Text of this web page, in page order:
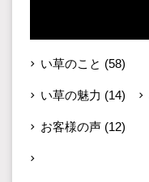
い草のこと (58)
い草の魅力 (14)
お客様の声 (12)